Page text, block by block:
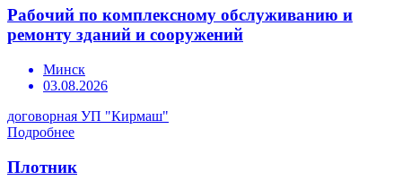
Рабочий по комплексному обслуживанию и
ремонту зданий и сооружений
Минск
03.08.2026
договорная УП "Кирмаш"
Подробнее
Плотник